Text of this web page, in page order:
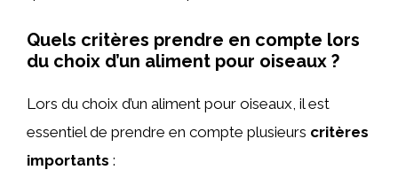
Quels critères prendre en compte lors
du choix d’un aliment pour oiseaux ?
Lors du choix d’un aliment pour oiseaux, il est
essentiel de prendre en compte plusieurs critères
importants :